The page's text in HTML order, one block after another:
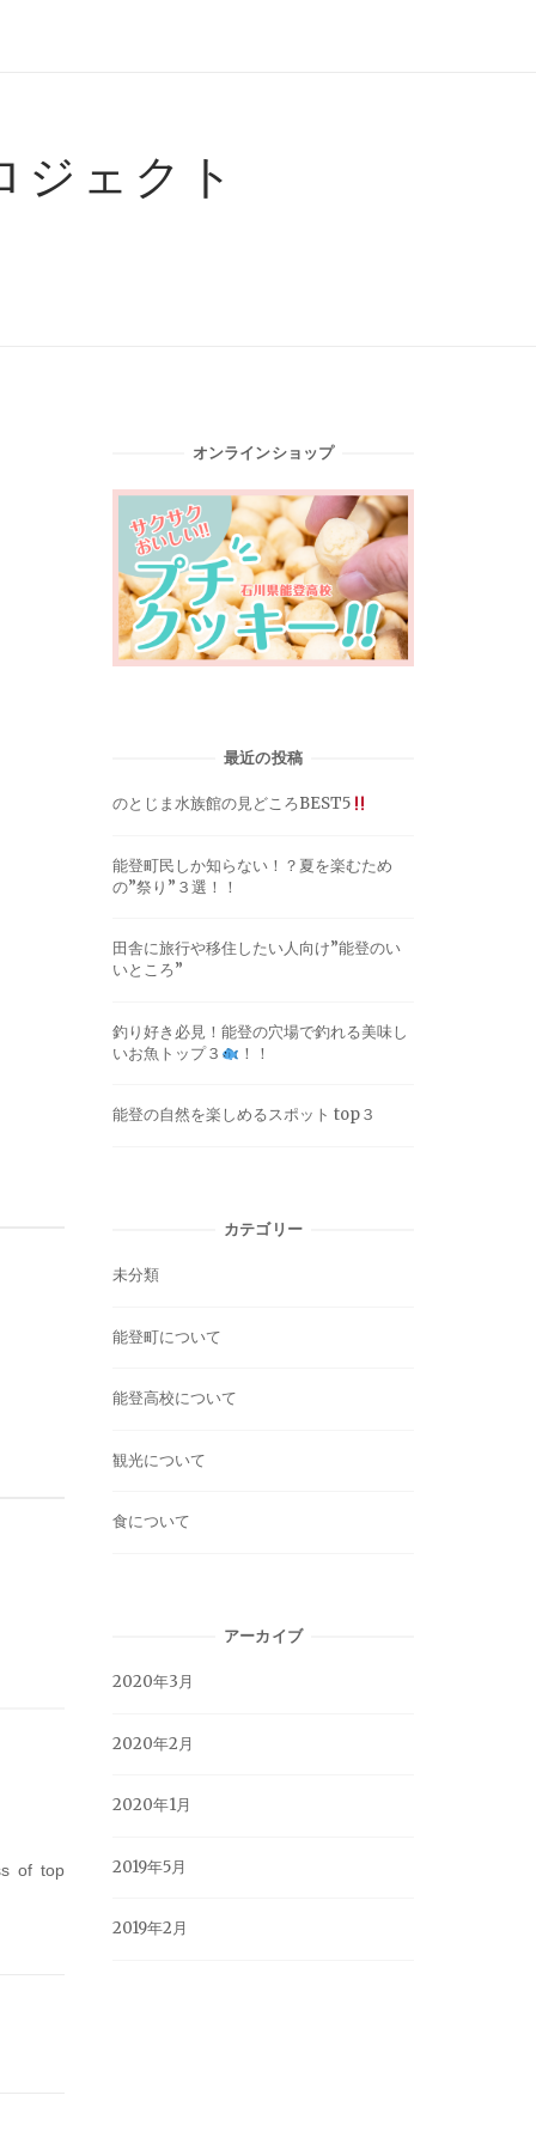
ジェクト
of top
オンラインショップ
最近の投稿
のとじま水族館の見どころBEST5
能登町民しか知らない！？夏を楽むため
の”祭り”３選！！
田舎に旅行や移住したい人向け”能登のい
いところ”
釣り好き必見！能登の穴場で釣れる美味し
いお魚トップ３
！！
能登の自然を楽しめるスポット top３
カテゴリー
未分類
能登町について
能登高校について
観光について
食について
アーカイブ
2020年3月
2020年2月
2020年1月
2019年5月
2019年2月